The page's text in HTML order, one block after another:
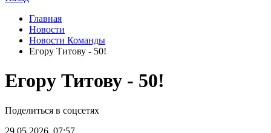
Главная
Новости
Новости Команды
Егору Титову - 50!
Егору Титову - 50!
Поделиться в соцсетях
29.05.2026, 07:57